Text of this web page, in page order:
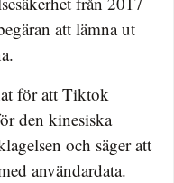
att lämna ut
för att Tiktok
den kinesiska
och säger att
användardata.